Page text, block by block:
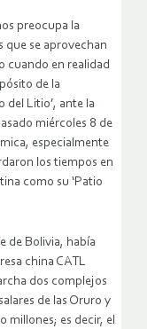
preocupa la
que se aprovechan
cuando en realidad
de la
del Litio’, ante la
miércoles 8 de
especialmente
los tiempos en
como su ‘Patio
de Bolivia, había
china CATL
dos complejos
de las Oruro y
millones; es decir, el